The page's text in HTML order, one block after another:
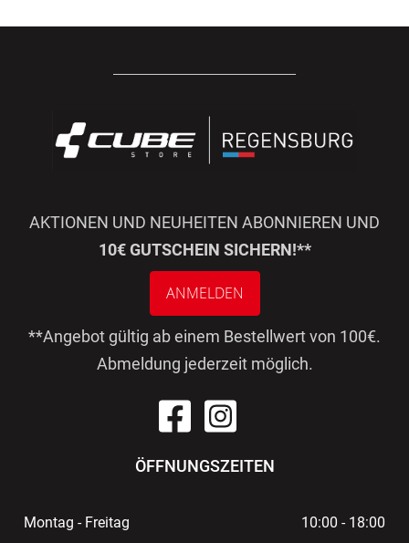
AKTIONEN UND NEUHEITEN ABONNIEREN UND
10€ GUTSCHEIN SICHERN!**
ANMELDEN
**Angebot gültig ab einem Bestellwert von 100€.
Abmeldung jederzeit möglich.
ÖFFNUNGSZEITEN
Montag - Freitag 10:00 - 18:00